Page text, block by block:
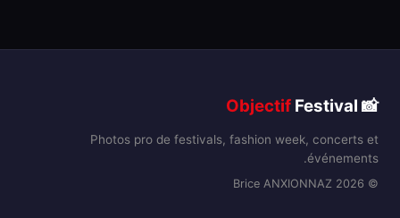
📸
Objectif Festival
Photos pro de festivals, fashion week, concerts et
événements.
© 2026 Brice ANXIONNAZ